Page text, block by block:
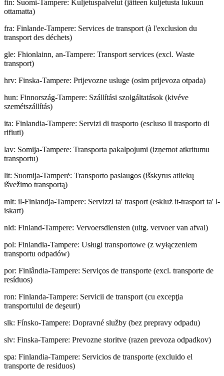
fin: Suomi-Tampere: Kuljetuspalvelut (jätteen kuljetusta lukuun
ottamatta)
fra: Finlande-Tampere: Services de transport (à l'exclusion du
transport des déchets)
gle: Fhionlainn, an-Tampere: Transport services (excl. Waste
transport)
hrv: Finska-Tampere: Prijevozne usluge (osim prijevoza otpada)
hun: Finnország-Tampere: Szállítási szolgáltatások (kivéve
szemétszállítás)
ita: Finlandia-Tampere: Servizi di trasporto (escluso il trasporto di
rifiuti)
lav: Somija-Tampere: Transporta pakalpojumi (izņemot atkritumu
transportu)
lit: Suomija-Tamperė: Transporto paslaugos (išskyrus atliekų
išvežimo transportą)
mlt: il-Finlandja-Tampere: Servizzi ta' trasport (eskluż it-trasport ta' l-
iskart)
nld: Finland-Tampere: Vervoersdiensten (uitg. vervoer van afval)
pol: Finlandia-Tampere: Usługi transportowe (z wyłączeniem
transportu odpadów)
por: Finlândia-Tampere: Serviços de transporte (excl. transporte de
resíduos)
ron: Finlanda-Tampere: Servicii de transport (cu excepţia
transportului de deşeuri)
slk: Fínsko-Tampere: Dopravné služby (bez prepravy odpadu)
slv: Finska-Tampere: Prevozne storitve (razen prevoza odpadkov)
spa: Finlandia-Tampere: Servicios de transporte (excluido el
transporte de residuos)